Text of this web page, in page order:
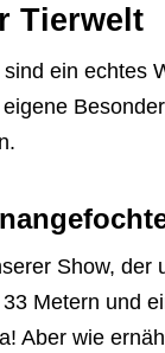
Tierwelt
ein echtes
Show,
Metern und
Aber wie